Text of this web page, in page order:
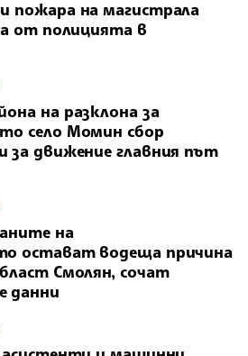
пожара на магистрала
от полицията в
на разклона за
село Момин сбор
за движение главния път
на
остават водеща причина
Смолян, сочат
данни